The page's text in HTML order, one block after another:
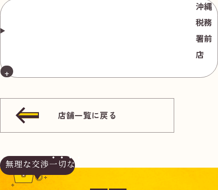
沖縄
税務
署前
店
店舗一覧に戻る
無理な交渉一切なし